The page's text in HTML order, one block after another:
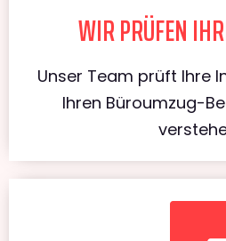
WIR PRÜFEN
Unser Team prüft Ihre
Ihren Büroumzug-